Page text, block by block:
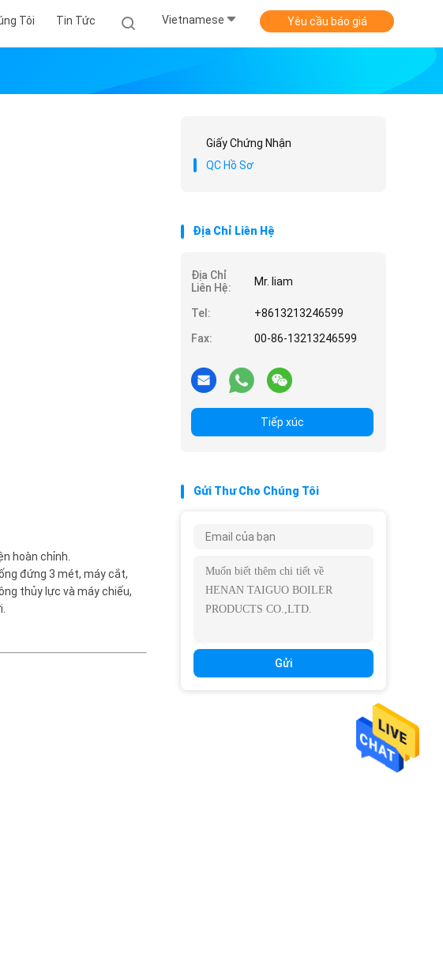
Tôi Tin Tức Vietnamese Yêu cầu báo giá
hoàn chỉnh.
đứng 3 mét, máy cắt,
thủy lực và máy chiếu,
Giấy Chứng Nhận
QC Hồ Sơ
Địa Chỉ Liên Hệ
Địa Chỉ
Liên Hệ:
Mr. liam
Tel:
+8613213246599
Fax:
00-86-13213246599
Tiếp xúc
Gửi Thư Cho Chúng Tôi
Gửi